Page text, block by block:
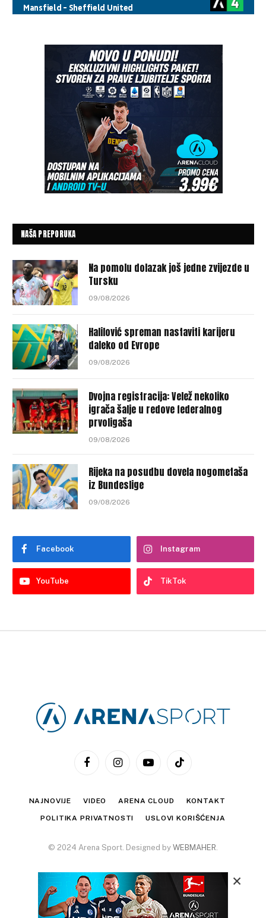
NAŠA PREPORUKA
Na pomolu dolazak još jedne zvijezde u
Tursku
09/08/2026
Halilović spreman nastaviti karijeru
daleko od Evrope
09/08/2026
Dvojna registracija: Velež nekoliko
igrača šalje u redove federalnog
prvoligaša
09/08/2026
Rijeka na posudbu dovela nogometaša
iz Bundeslige
09/08/2026
Facebook Instagram
YouTube TikTok
FacebookInstagramYouTubeTikTok
NAJNOVIJE VIDEO ARENA CLOUD KONTAKT
POLITIKA PRIVATNOSTI USLOVI KORIŠĆENJA
© 2024 Arena Sport. Designed by WEBMAHER
×